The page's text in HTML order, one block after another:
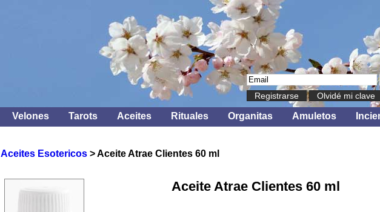
Registrarse
Olvidé mi clave
Velones Tarots Aceites Rituales Organitas Amuletos
Aceites Esotericos > Aceite Atrae Clientes 60 ml
Aceite Atrae Clientes 60 ml